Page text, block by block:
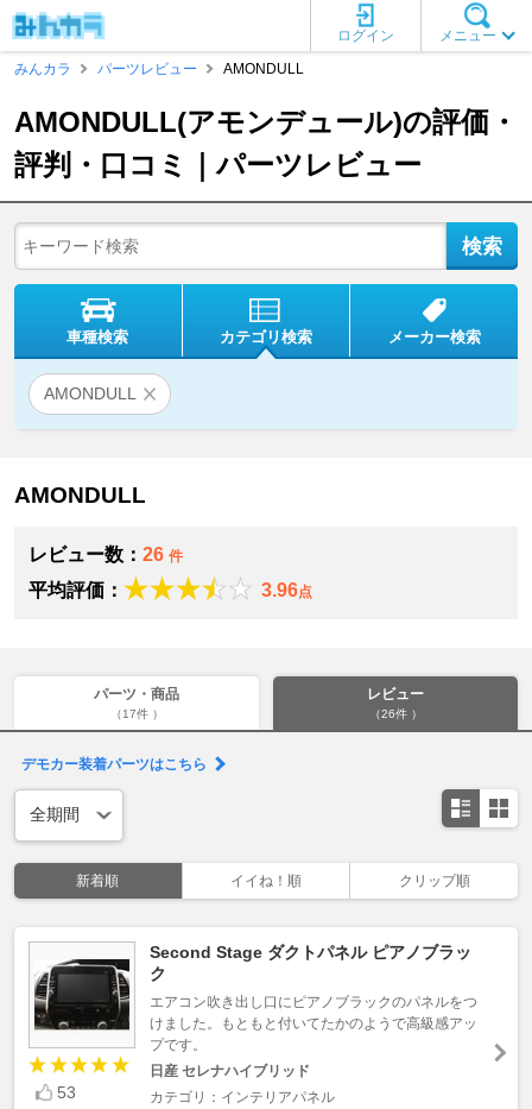
メニュー
ログイン
みんカラ
パーツレビュー AMONDULL
AMONDULL(アモンデュール)の評価・
評判・口コミ｜パーツレビュー
車種検索 カテゴリ検索 メーカー検索
AMONDULL
AMONDULL
レビュー数： 26 件
平均評価： 3.96点
パーツ・商品
（17件 ）
レビュー
（26件 ）
デモカー装着パーツはこちら
新着順 イイね！順 クリップ順
53
Second Stage ダクトパネル ピアノブラッ
ク
エアコン吹き出し口にピアノブラックのパネルをつ
けました。もともと付いてたかのようで高級感アッ
プです。
日産 セレナハイブリッド
カテゴリ：インテリアパネル